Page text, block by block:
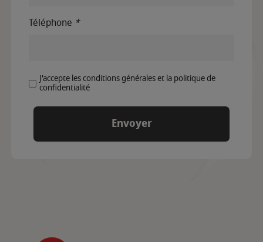
Téléphone *
J'accepte les conditions générales et la politique de
confidentialité